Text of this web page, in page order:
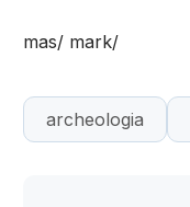
mas/ mark/
archeologia